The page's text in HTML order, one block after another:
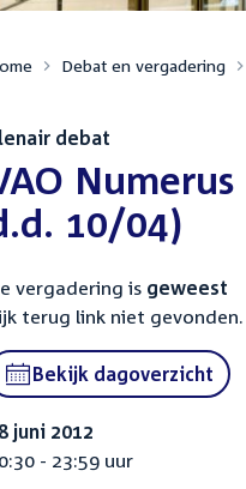
Debat en vergadering
debat
10/04)
vergadering is geweest
terug link niet
Bekijk dagoverzicht
juni 2012
- 23:59 uur